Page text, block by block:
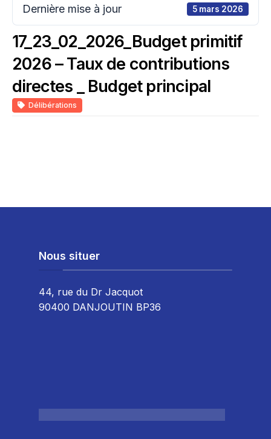
Dernière mise à jour 5 mars 2026
17_23_02_2026_Budget primitif
2026 – Taux de contributions
directes _ Budget principal
Délibérations
Nous situer
44, rue du Dr Jacquot
90400 DANJOUTIN BP36